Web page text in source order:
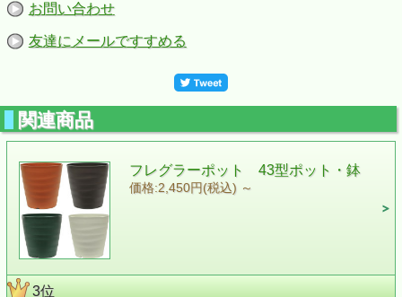
お問い合わせ
友達にメールですすめる
関連商品
フレグラーポット 43型ポット・鉢
価格:2,450円(税込) ～
3位